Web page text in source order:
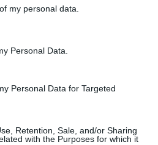
my personal data.
Personal Data.
Personal Data for Targeted
Retention, Sale, and/or Sharing
with the Purposes for which it
πάρτι
και πολλά πολλά
J2US, μέσα από το
οικοδεσπότης
με τον δικό τους τρόπο